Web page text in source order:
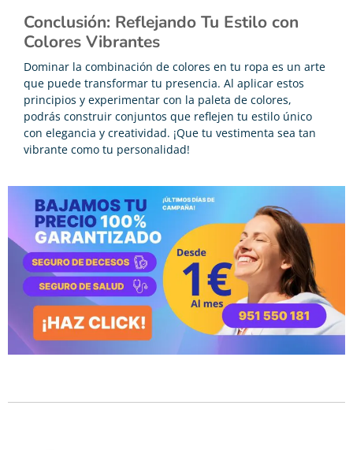
Conclusión: Reflejando Tu Estilo con
Colores Vibrantes
Dominar la combinación de colores en tu ropa es un arte
que puede transformar tu presencia. Al aplicar estos
principios y experimentar con la paleta de colores,
podrás construir conjuntos que reflejen tu estilo único
con elegancia y creatividad. ¡Que tu vestimenta sea tan
vibrante como tu personalidad!